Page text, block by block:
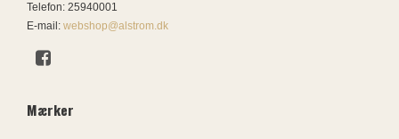
Telefon: 25940001
E-mail : webshop@alstrom.dk
Mærker